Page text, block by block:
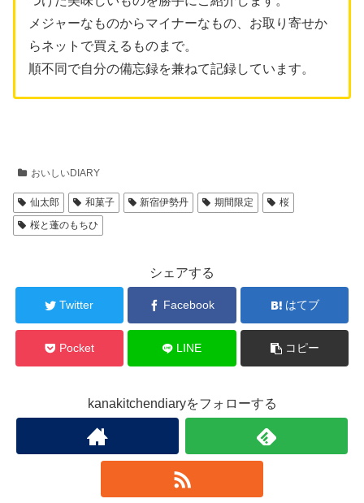
メジャーなものからマイナーなもの、お取り寄せか
らネットで買えるものまで。
順不同で自分の備忘録を兼ねて記録しています。
おいしいDIARY
仙太郎 和菓子 新宿伊勢丹 期間限定
桜
桜と蓬のもちひ
シェアする
Twitter Facebook はてブ
Pocket LINE コピー
kanakitchendiaryをフォローする